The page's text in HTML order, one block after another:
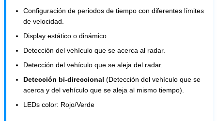
Configuración de periodos de tiempo con diferentes límites
de velocidad.
Display estático o dinámico.
Detección del vehículo que se acerca al radar.
Detección del vehículo que se aleja del radar.
Detección bi-direccional (Detección del vehículo que se
acerca y del vehículo que se aleja al mismo tiempo).
LEDs color: Rojo/Verde